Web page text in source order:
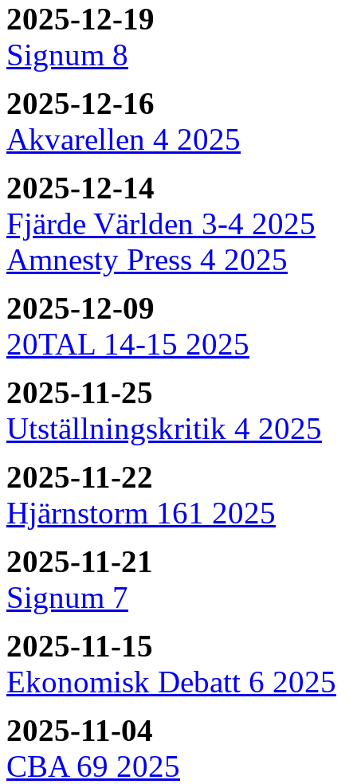
2025-12-19
Signum 8
2025-12-16
Akvarellen 4 2025
2025-12-14
Fjärde Världen 3-4 2025
Amnesty Press 4 2025
2025-12-09
20TAL 14-15 2025
2025-11-25
Utställningskritik 4 2025
2025-11-22
Hjärnstorm 161 2025
2025-11-21
Signum 7
2025-11-15
Ekonomisk Debatt 6 2025
2025-11-04
CBA 69 2025